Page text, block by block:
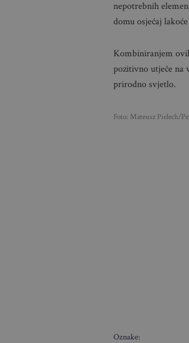
nepotrebnih
domu osjećaj
Kombiniranjem
pozitivno utječe na
prirodno svjetlo.
Foto: Mateusz Pielech/
Oznake: